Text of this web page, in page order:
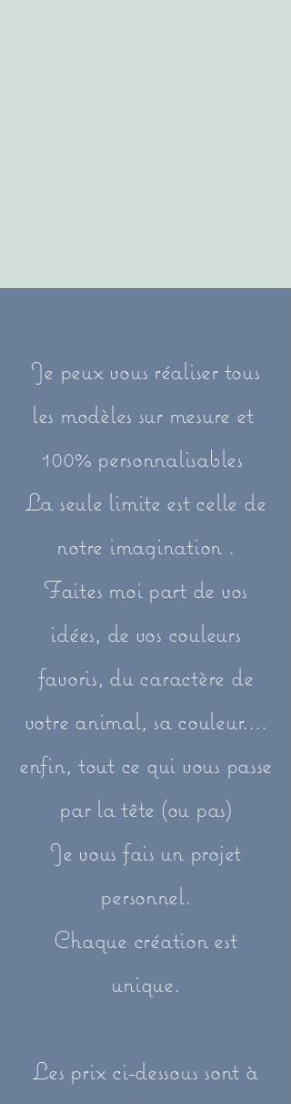
Je peux vous réaliser tous
les modèles sur mesure et
100% personnalisables
La seule limite est celle de
notre imagination .
Faites moi part de vos
idées, de vos couleurs
favoris, du caractère de
votre animal, sa couleur....
enfin, tout ce qui vous passe
par la tête (ou pas)
Je vous fais un projet
personnel.
Chaque création est
unique.
Les prix ci-dessous sont à